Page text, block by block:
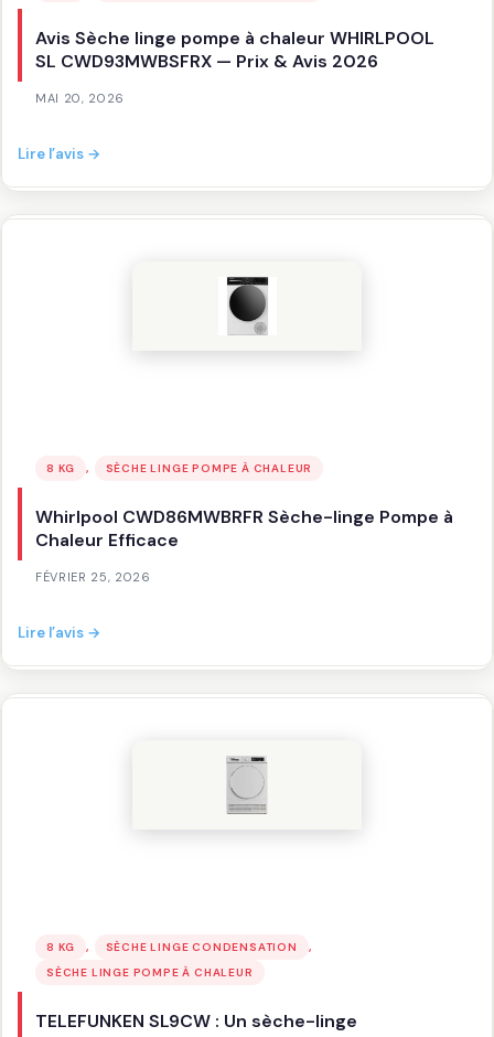
Avis Sèche linge pompe à chaleur WHIRLPOOL
SL CWD93MWBSFRX — Prix & Avis 2026
MAI 20, 2026
Lire l’avis →
linge
Avis
8 KG , SÈCHE LINGE POMPE À CHALEUR
Whirlpool CWD86MWBRFR Sèche-linge Pompe à
Chaleur Efficace
FÉVRIER 25, 2026
Lire l’avis →
Sèche-
8 KG , SÈCHE LINGE CONDENSATION ,
SÈCHE LINGE POMPE À CHALEUR
TELEFUNKEN SL9CW : Un sèche-linge